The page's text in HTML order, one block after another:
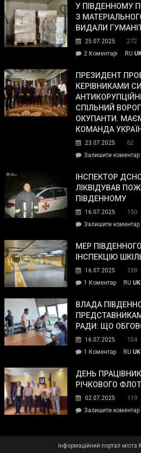
У ПІВДЕННОМУ
З
ВИДАЛИ
25.07.2025 272
2 Коментарі
ОПЗ
з
резерву
допомогу
RU
ПРЕЗИДЕНТ
КЕРІВНИКАМИ
СПІЛЬНИЙ
ОКУПАНТИ.
КОМАНДА
23.07.2025 62
Залишити коментар
ІНСПЕКТОР
ЛІКВІДУВАВ
ПІВДЕННОМУ
16.07.2025 150
Залишити коментар
у
МЕР
ІНСПЕКЦІЮ
16.07.2025 138
1 Коментардо
провів
укриття
RU UK
ВЛАДА
РАДИ: ЩО
16.07.2025 134
1 Коментардо RU UK
ДЕНЬ
РІЧКОВОГО
02.07.2025 119
Залишити коментар
Інформаційний портал міста